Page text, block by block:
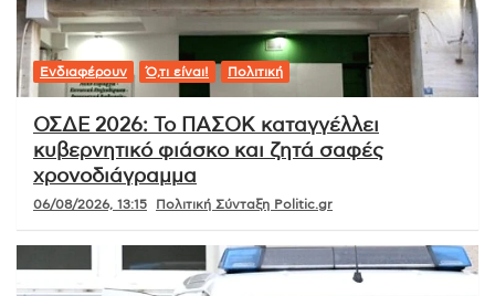
Ενδιαφέρουν Ό,τι είναι! Πολιτική
ΟΣΔΕ 2026: Το ΠΑΣΟΚ καταγγέλλει
κυβερνητικό φιάσκο και ζητά σαφές
χρονοδιάγραμμα
06/08/2026, 13:15 Πολιτική Σύνταξη Politic.gr